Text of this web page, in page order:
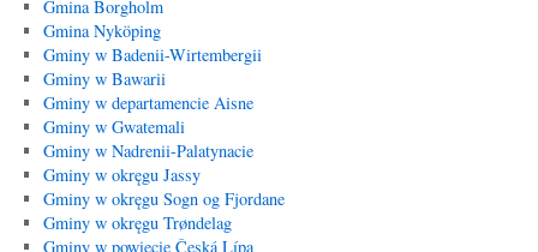
Gmina Borgholm
Gmina Nyköping
Gminy w Badenii-Wirtembergii
Gminy w Bawarii
Gminy w departamencie Aisne
Gminy w Gwatemali
Gminy w Nadrenii-Palatynacie
Gminy w okręgu Jassy
Gminy w okręgu Sogn og Fjordane
Gminy w okręgu Trøndelag
Gminy w powiecie Česká Lípa